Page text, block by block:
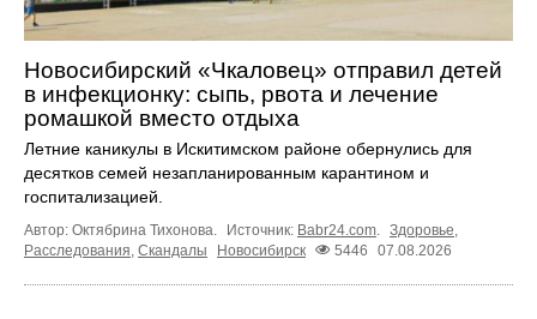
Новосибирский «Чкаловец» отправил детей
в инфекционку: сыпь, рвота и лечение
ромашкой вместо отдыха
Летние каникулы в Искитимском районе обернулись для
десятков семей незапланированным карантином и
госпитализацией.
Автор: Октябрина Тихонова. Источник: Babr24.com Здоровье
Расследования Скандалы Новосибирск 5446 07.08.2026